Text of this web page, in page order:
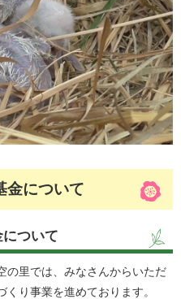
金について
ついて
里では、みなさんからいただ
り事業を進めております。